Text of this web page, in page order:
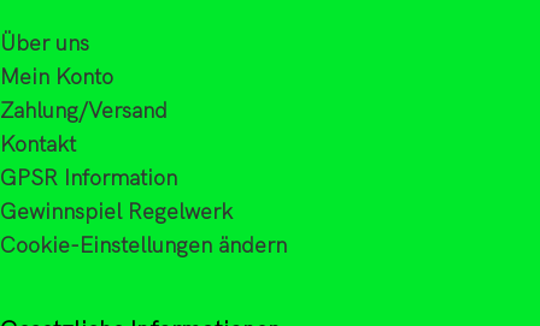
Über uns
Mein Konto
Zahlung/Versand
Kontakt
GPSR Information
Gewinnspiel Regelwerk
Cookie-Einstellungen ändern